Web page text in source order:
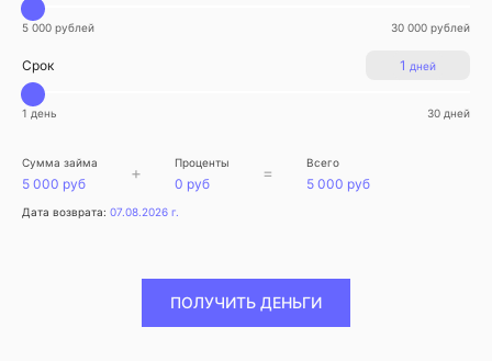
5 000 рублей 30 000 рублей
1 дней
Срок
1 день 30 дней
Сумма займа
5 000 руб
+ Проценты
0 руб
= Всего
5 000 руб
Дата возврата: 07.08.2026 г.
ПОЛУЧИТЬ ДЕНЬГИ